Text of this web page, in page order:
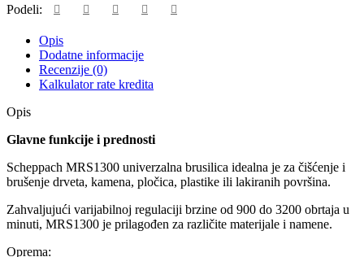
Podeli:
Opis
Dodatne informacije
Recenzije (0)
Kalkulator rate kredita
Opis
Glavne funkcije i prednosti
Scheppach MRS1300 univerzalna brusilica idealna je za čišćenje i
brušenje drveta, kamena, pločica, plastike ili lakiranih površina.
Zahvaljujući varijabilnoj regulaciji brzine od 900 do 3200 obrtaja u
minuti, MRS1300 je prilagođen za različite materijale i namene.
Oprema: